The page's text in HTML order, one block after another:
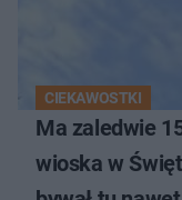
CIEKAWOSTKI
Ma zaledwie
wioska w